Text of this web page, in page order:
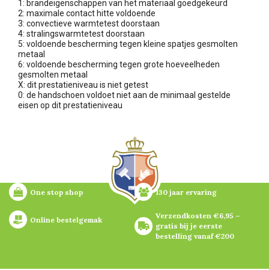
1: brandeigenschappen van het materiaal goedgekeurd
2: maximale contact hitte voldoende
3: convectieve warmtetest doorstaan
4: stralingswarmtetest doorstaan
5: voldoende bescherming tegen kleine spatjes gesmolten
metaal
6: voldoende bescherming tegen grote hoeveelheden
gesmolten metaal
X: dit prestatieniveau is niet getest
0: de handschoen voldoet niet aan de minimaal gestelde
eisen op dit prestatieniveau
One stop shop 130 jaar ervaring
Online bestelgemak
Verzendkosten €6,95 –
gratis bij je eerste
bestelling vanaf €200